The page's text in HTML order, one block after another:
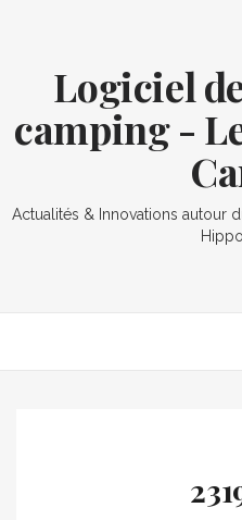
Logiciel
camping -
Actualités & Innovations autour